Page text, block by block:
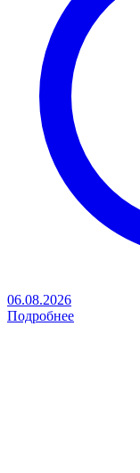
06.08.2026
Подробнее